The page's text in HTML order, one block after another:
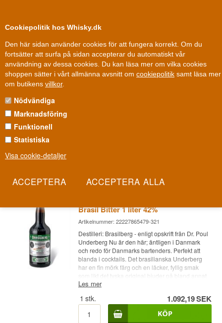
Cookiepolitik hos Whisky.dk
Den här sidan använder cookies för att fungera korrekt. Om du
fortsätter att surfa på sidan accepterar du automatiskt vår
användning av dessa cookies. Du kan läsa mer om vilka cookies
shoppen sätter i vårt allmänna avsnitt om cookiepolitik samt läsa mer
om butikens villkor.
Nödvändiga
Marknadsföring
Funktionell
Statistiska
Visa cookie-detaljer
Fri leverans Fri frakt vid 899 dkk
Andra saker »Bitter
BRASILBERG BITTER
En dansk tolkning av den tyska klassikern Underberg, fast med
brasilianskt temperament i namnet. Brasilberg blandar lakrits,
speciellt för Danmarks bartenders.
Brasil Bitter 1 liter 42%
Artikelnummer: 22227865479-321
Destilleri: Brasilberg - enligt opskrift från Dr. Poul
Underberg Nu är den här; äntligen i Danmark
och redo för Danmarks bartenders. Perfekt att
blanda i cocktails. Det brasilianska Underberg
har en fin mörk färg och en läcker, fyllig smak
som likt det tyska original bjuder på bland annat
lakrits, kryddnejlika och apelsinskal. Den håller
Bitter Alc. styrka: 42% 100 cl. Övrigt: Modellfoto -
smakar fantastiskt, skönt kryddigt och med lång
eftersmak.
Les mer
1 stk. 1.092,19SEK